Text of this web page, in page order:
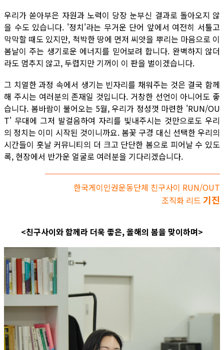
우리가 쏟아부은 자원과 노력이 당장 눈부신 결과로 돌아오지 않
을 수도 있습니다. '정치'라는 무거운 단어 앞에서 여전히 서툴고
막막할 때도 있지만, 척박한 땅에 먼저 씨앗을 뿌리는 마음으로 이
봄날이 주는 생기로운 에너지를 믿어보려 합니다. 완벽하지 않더
라도 멈추지 않고, 두렵지만 기꺼이 이 판을 벌이겠습니다.
그 치열한 과정 속에서 생기는 빈자리를 채워주는 것은 결국 함께
해 주시는 여러분의 존재일 것입니다. 거창한 선언이 아니어도 좋
습니다. 봄바람이 불어오는 5월, 우리가 정성껏 마련한 'RUN/OU
T' 무대에 그저 발걸음하여 자리를 빛내주시는 것만으로도 우리
의 정치는 이미 시작된 것이니까요. 봄꽃 구경 대신 선택한 우리의
시간들이 훗날 커뮤니티의 더 크고 단단한 봄으로 피어날 수 있도
록, 현장에서 반가운 얼굴로 여러분을 기다리겠습니다.
한국게이인권운동단체 친구사이 RUN/OUT
조직화 리드 기진
<친구사이와 함께라 더욱 좋은, 올해의 봄을 맞이하며>